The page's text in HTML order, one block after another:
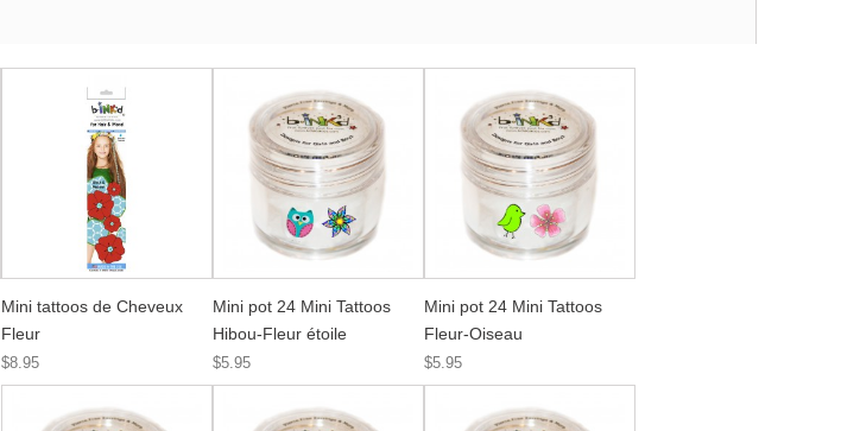
Mini tattoos de Cheveux
Fleur
$8.95
Mini pot 24 Mini Tattoos
Hibou-Fleur étoile
$5.95
Mini pot 24 Mini Tattoos
Fleur-Oiseau
$5.95